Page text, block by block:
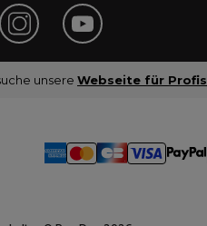
unsere Webseite für Profis